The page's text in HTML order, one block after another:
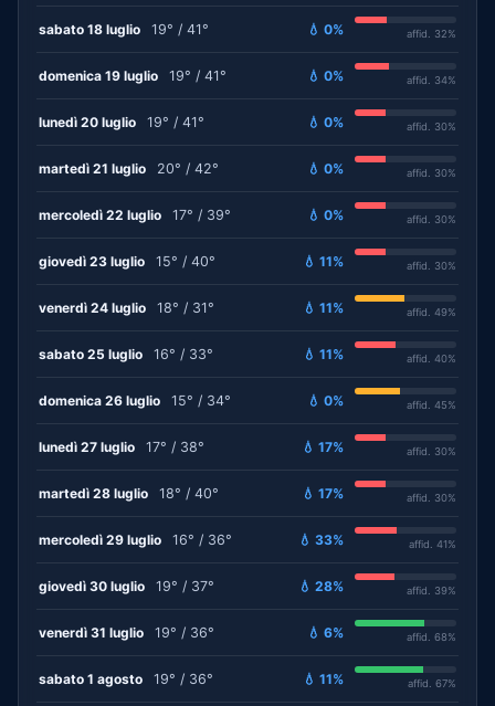
sabato 18 luglio 19° / 41° 💧 0% affid. 32%
domenica 19 luglio 19° / 41° 💧 0% affid. 34%
lunedì 20 luglio 19° / 41° 💧 0% affid. 30%
martedì 21 luglio 20° / 42° 💧 0% affid. 30%
mercoledì 22 luglio 17° / 39° 💧 0% affid. 30%
giovedì 23 luglio 15° / 40° 💧 11% affid. 30%
venerdì 24 luglio 18° / 31° 💧 11% affid. 49%
sabato 25 luglio 16° / 33° 💧 11% affid. 40%
domenica 26 luglio 15° / 34° 💧 0% affid. 45%
lunedì 27 luglio 17° / 38° 💧 17% affid. 30%
martedì 28 luglio 18° / 40° 💧 17% affid. 30%
mercoledì 29 luglio 16° / 36° 💧 33% affid. 41%
giovedì 30 luglio 19° / 37° 💧 28% affid. 39%
venerdì 31 luglio 19° / 36° 💧 6% affid. 68%
sabato 1 agosto 19° / 36° 💧 11% affid. 67%